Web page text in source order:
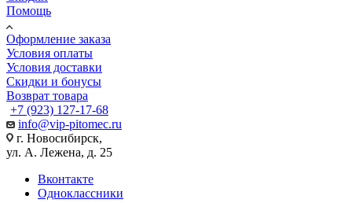
Помощь
Оформление заказа
Условия оплаты
Условия доставки
Скидки и бонусы
Возврат товара
+7 (923) 127-17-68
info@vip-pitomec.ru
г. Новосибирск,
ул. А. Лежена, д. 25
Вконтакте
Одноклассники